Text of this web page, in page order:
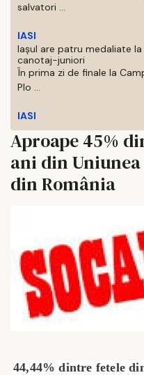
salvatori ...
IASI
Iaşul are patru medaliate
canotaj-juniori
În prima zi de finale la
Plo ...
IASI
Aproape 45%
ani din
din România
44,44% dintre fetele